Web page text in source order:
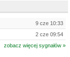
9 cze 10:33
2 cze 09:54
zobacz więcej sygnałów »